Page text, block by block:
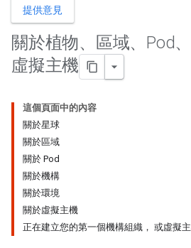
提供意見
關於植物、區域、Pod
虛擬主機
這個頁面中的內容
關於星球
關於區域
關於 Pod
關於機構
關於環境
關於虛擬主機
正在建立您的第一個機構組織， 或虛擬